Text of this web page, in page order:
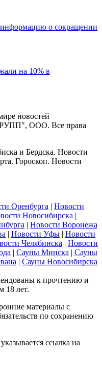
о сокращении
на 10% в
новостей
ООО. Все права
и Бердска. Новости
Гороскоп. Новости
Оренбурга | Новости
Новосибирска |
| Новости Воронежа
| Новости Уфы | Новости
Челябинска | Новости
| Сауны Минска | Сауны
| Сауны Новосибирска
к прочтению и
18 лет.
материалы с
по сохранению
ссылка на